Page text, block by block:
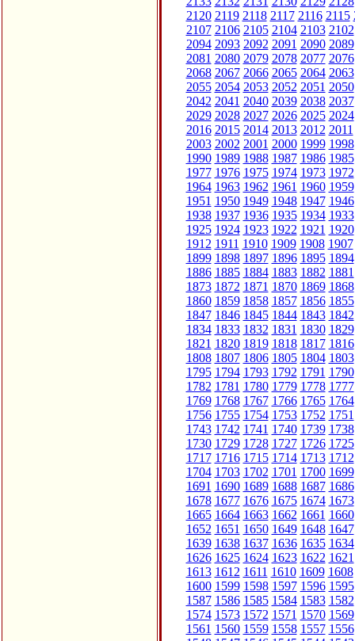
2120 2119 2118 2117 2116 2115
2107 2106 2105 2104 2103 2102
2094 2093 2092 2091 2090 2089
2081 2080 2079 2078 2077 2076
2068 2067 2066 2065 2064 2063
2055 2054 2053 2052 2051 2050
2042 2041 2040 2039 2038 2037
2029 2028 2027 2026 2025 2024
2016 2015 2014 2013 2012 2011
2003 2002 2001 2000 1999 1998
1990 1989 1988 1987 1986 1985
1977 1976 1975 1974 1973 1972
1964 1963 1962 1961 1960 1959
1951 1950 1949 1948 1947 1946
1938 1937 1936 1935 1934 1933
1925 1924 1923 1922 1921 1920
1912 1911 1910 1909 1908 1907
1899 1898 1897 1896 1895 1894
1886 1885 1884 1883 1882 1881
1873 1872 1871 1870 1869 1868
1860 1859 1858 1857 1856 1855
1847 1846 1845 1844 1843 1842
1834 1833 1832 1831 1830 1829
1821 1820 1819 1818 1817 1816
1808 1807 1806 1805 1804 1803
1795 1794 1793 1792 1791 1790
1782 1781 1780 1779 1778 1777
1769 1768 1767 1766 1765 1764
1756 1755 1754 1753 1752 1751
1743 1742 1741 1740 1739 1738
1730 1729 1728 1727 1726 1725
1717 1716 1715 1714 1713 1712
1704 1703 1702 1701 1700 1699
1691 1690 1689 1688 1687 1686
1678 1677 1676 1675 1674 1673
1665 1664 1663 1662 1661 1660
1652 1651 1650 1649 1648 1647
1639 1638 1637 1636 1635 1634
1626 1625 1624 1623 1622 1621
1613 1612 1611 1610 1609 1608
1600 1599 1598 1597 1596 1595
1587 1586 1585 1584 1583 1582
1574 1573 1572 1571 1570 1569
1561 1560 1559 1558 1557 1556